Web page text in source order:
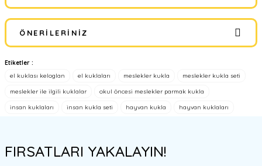
Bu ürüne ilk yorumu siz yapın!
Yorum Yaz
ÖNERILERINIZ
Bu ürünün fiyat bilgisi, resim, ürün açıklamalarında ve diğer
konularda yetersiz gördüğünüz noktaları öneri formunu kullanarak
tarafımıza iletebilirsiniz.
Ürün açıklamasında eksik bilgiler bulunuyor.
Etiketler :
el kuklası keloglan
el kuklaları meslekler kukla meslekler kukla seti
meslekler ile ilgili kuklalar okul öncesi meslekler parmak kukla
insan kuklaları insan kukla seti hayvan kukla hayvan kuklaları
FIRSATLARI YAKALAYIN!